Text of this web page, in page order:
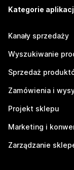
Kategorie
Kanały sprzedaży
Wyszukiwanie
Sprzedaż
Zamówienia i
Projekt sklepu
Marketing i
Zarządzanie